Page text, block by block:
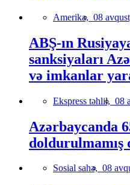
Amerika, 08
ABŞ-ın
sanksiyaları
və imkanlar
Ekspress təhlil, 08
Azərbaycanda
doldurulmamış
Sosial sahə, 08